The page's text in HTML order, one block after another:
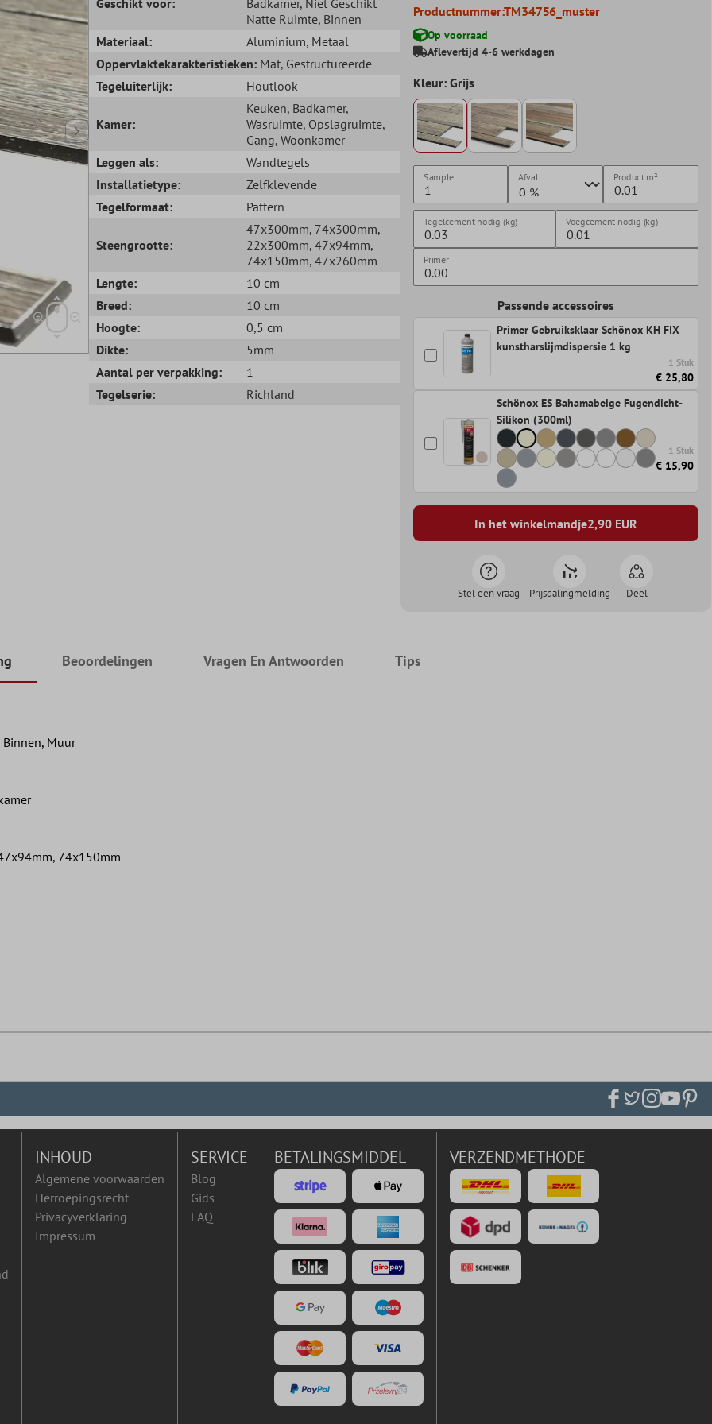
Natte Ruimte, Binnen
Materiaal:
Aluminium, Metaal
Oppervlaktekarakteristieken: Mat, Gestructureerde
Tegeluiterlijk:
Houtlook
Kamer:
Keuken, Badkamer,
Wasruimte, Opslagruimte,
Gang, Woonkamer
Leggen als:
Wandtegels
Installatietype:
Zelfklevende
Tegelformaat:
Pattern
Steengrootte:
47x300mm, 74x300mm,
22x300mm, 47x94mm,
74x150mm, 47x260mm
Lengte:
10 cm
Breed:
10 cm
Hoogte:
0,5 cm
Dikte:
5mm
Aantal per verpakking:
1
Tegelserie:
Richland
Productnummer:TM34756_muster
Op voorraad
Aflevertijd 4-6 werkdagen
Kleur: Grijs
Sample Afval Productm²
Tegelcement nodig (kg) Voegcement nodig (kg)
Primer
Passende accessoires
Primer Gebruiksklaar Schönox KH FIX
kunstharslijmdispersie 1 kg
1 Stuk
€ 25,80
Schönox ES Bahamabeige Fugendicht-
Silikon (300ml)
1 Stuk
€ 15,90
In het winkelmandje2,90EUR
Stel een vraag Prijsdalingmelding Deel
Beoordelingen Vragen En Antwoorden Tips
Binnen, Muur
74x150mm
INHOUD
Algemene voorwaarden
Herroepingsrecht
Privacyverklaring
Impressum
SERVICE
Blog
Gids
FAQ
BETALINGSMIDDEL VERZENDMETHODE